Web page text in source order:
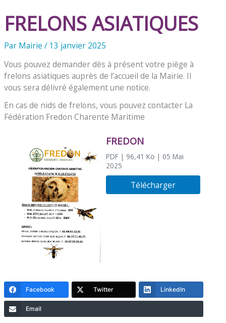
FRELONS ASIATIQUES
Par Mairie/ 13 janvier 2025
Vous pouvez demander dès à présent votre piège à
frelons asiatiques auprès de l’accueil de la Mairie. Il
vous sera délivré également une notice.
En cas de nids de frelons, vous pouvez contacter La
Fédération Fredon Charente Maritime
FREDON
PDF| 96,41 Ko | 05 Mai
2025
Télécharger
Facebook Twitter LinkedIn
Email